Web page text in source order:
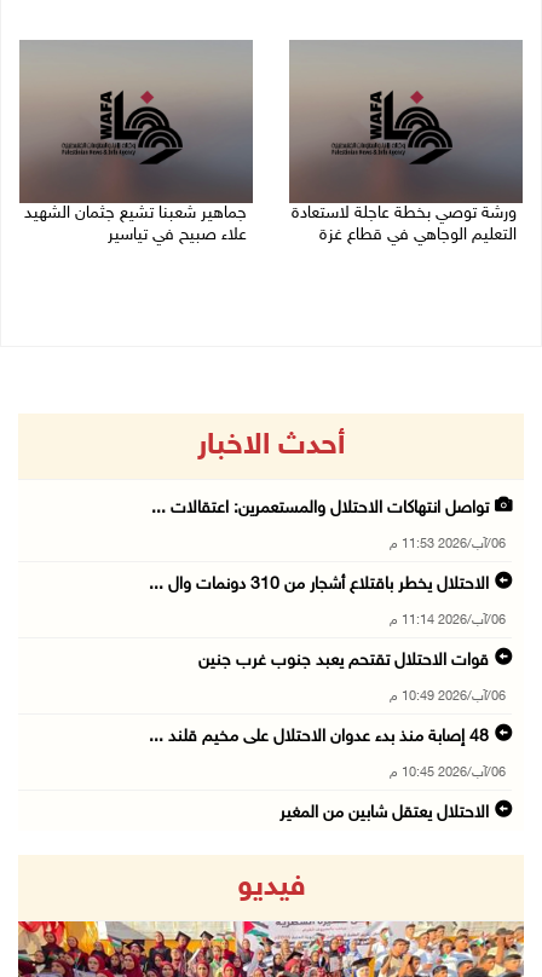
ورشة توصي بخطة عاجلة لاستعادة
التعليم الوجاهي في قطاع غزة
جماهير شعبنا تشيع جثمان الشهيد
علاء صبيح في تياسير
أحدث الاخبار
تواصل انتهاكات الاحتلال والمستعمرين: اعتقالات ...
06/آب/2026 11:53 م
الاحتلال يخطر باقتلاع أشجار من 310 دونمات وال ...
06/آب/2026 11:14 م
قوات الاحتلال تقتحم يعبد جنوب غرب جنين
06/آب/2026 10:49 م
48 إصابة منذ بدء عدوان الاحتلال على مخيم قلند ...
06/آب/2026 10:45 م
الاحتلال يعتقل شابين من المغير
وزير الداخلية يبحث مع مكافحة المخدرات الدولي ...
06/آب/2026 10:01 م
رئيس بلدية الخليل يطلع وفدا أميركيا على تطورا ...
فيديو